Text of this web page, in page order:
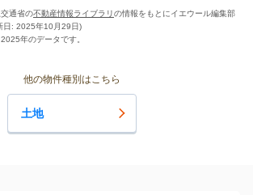
通省の不動産情報ライブラリの情報をもとにイエウール編集部
日: 2025年10月29日)
年のデータです。
他の物件種別はこちら
土地